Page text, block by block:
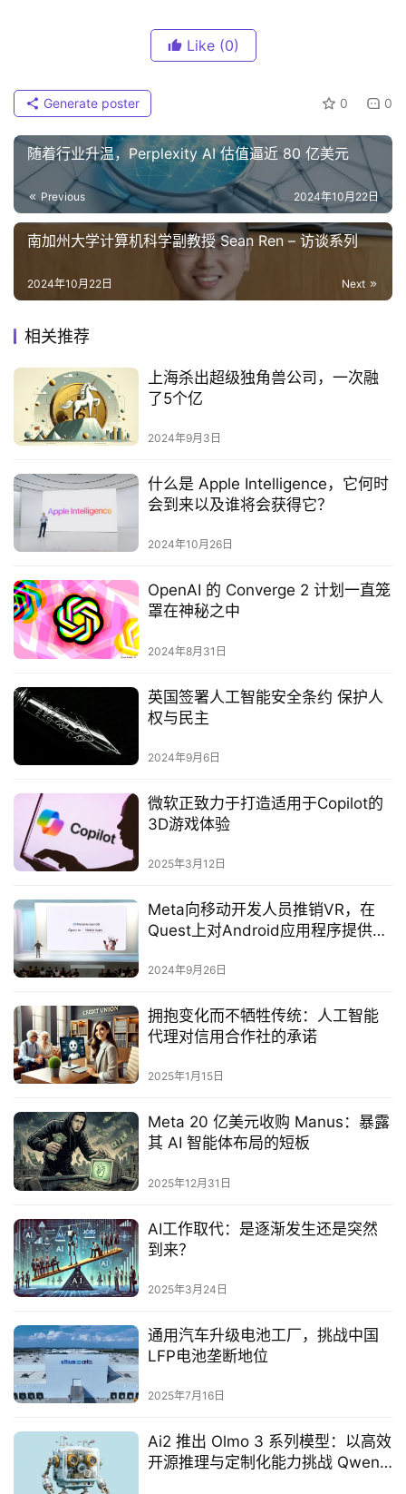
Like (0)
0 0
Generate poster
随着行业升温，Perplexity AI 估值逼近 80 亿美元
Previous 2024年10月22日
南加州大学计算机科学副教授 Sean Ren – 访谈系列
Next
2024年10月22日
相关推荐
上海杀出超级独角兽公司，一次融
了5个亿
2024年9月3日
什么是 Apple Intelligence，它何时
会到来以及谁将会获得它？
2024年10月26日
OpenAI 的 Converge 2 计划一直笼
罩在神秘之中
2024年8月31日
英国签署人工智能安全条约 保护人
权与民主
2024年9月6日
微软正致力于打造适用于Copilot的
3D游戏体验‌
2025年3月12日
Meta向移动开发人员推销VR，在
Quest上对Android应用程序提供新
2024年9月26日
拥抱变化而不牺牲传统：人工智能
代理对信用合作社的承诺
2025年1月15日
Meta 20 亿美元收购 Manus：暴露
其 AI 智能体布局的短板
2025年12月31日
AI工作取代：是逐渐发生还是突然
到来？‌
2025年3月24日
通用汽车升级电池工厂，挑战中国
LFP电池垄断地位‌
2025年7月16日
Ai2 推出 Olmo 3 系列模型：以高效
开源推理与定制化能力挑战 Qwen